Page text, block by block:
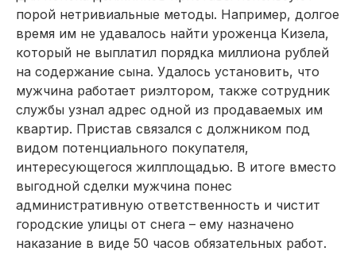
порой нетривиальные методы. Например, долгое
время им не удавалось найти уроженца Кизела,
который не выплатил порядка миллиона рублей
на содержание сына. Удалось установить, что
мужчина работает риэлтором, также сотрудник
службы узнал адрес одной из продаваемых им
квартир. Пристав связался с должником под
видом потенциального покупателя,
интересующегося жилплощадью. В итоге вместо
выгодной сделки мужчина понес
административную ответственность и чистит
городские улицы от снега – ему назначено
наказание в виде 50 часов обязательных работ.